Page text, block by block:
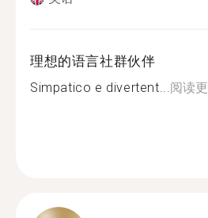
理想的语言社群伙伴
Simpatico e divertent...阅读